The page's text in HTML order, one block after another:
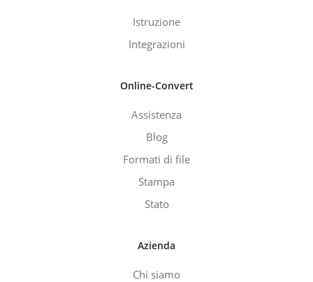
Istruzione
Integrazioni
Online-Convert
Assistenza
Blog
Formati di file
Stampa
Stato
Azienda
Chi siamo